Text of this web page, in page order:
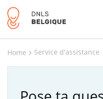
Home Service d'assistance